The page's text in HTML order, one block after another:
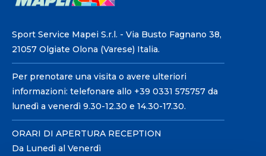
Sport Service Mapei S.r.l. - Via Busto Fagnano 38,
21057 Olgiate Olona (Varese) Italia.
Per prenotare una visita o avere ulteriori
informazioni: telefonare allo +39 0331 575757 da
lunedì a venerdì 9.30-12.30 e 14.30-17.30.
ORARI DI APERTURA RECEPTION
Da Lunedì al Venerdì